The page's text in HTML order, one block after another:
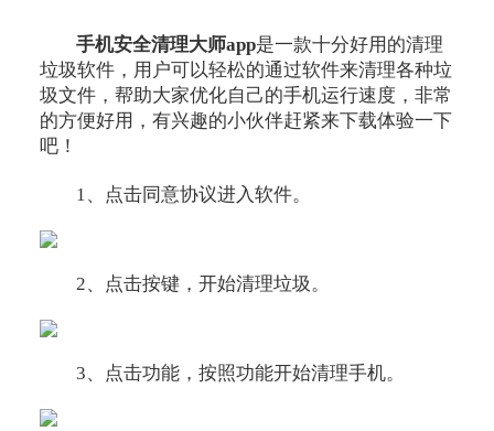
手机安全清理大师app是一款十分好用的清理
垃圾软件，用户可以轻松的通过软件来清理各种垃
圾文件，帮助大家优化自己的手机运行速度，非常
的方便好用，有兴趣的小伙伴赶紧来下载体验一下
吧！
1、点击同意协议进入软件。
2、点击按键，开始清理垃圾。
3、点击功能，按照功能开始清理手机。